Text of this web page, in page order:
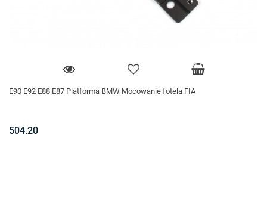
E90 E92 E88 E87 Platforma BMW Mocowanie fotela FIA
504.20